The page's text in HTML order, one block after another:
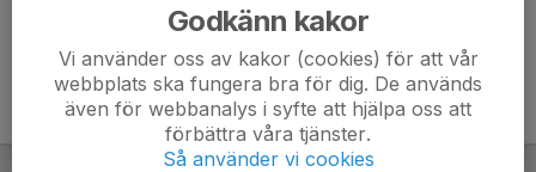
Godkänn kakor
Vi använder oss av kakor (cookies) för att vår
webbplats ska fungera bra för dig. De används
även för webbanalys i syfte att hjälpa oss att
förbättra våra tjänster.
Så använder vi cookies